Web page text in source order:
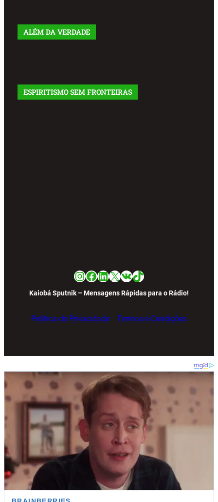
ALÉM DA VERDADE
ESPIRITISMO SEM FRONTEIRAS
Instagram
Facebook
LinkedIn
X VKTikTok
Kaiobá Sputnik – Mensagens Rápidas para o Rádio!
Política de Privacidade Termos e Condições